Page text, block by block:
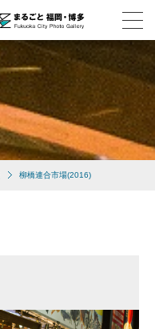
柳橋連合市場(2016)